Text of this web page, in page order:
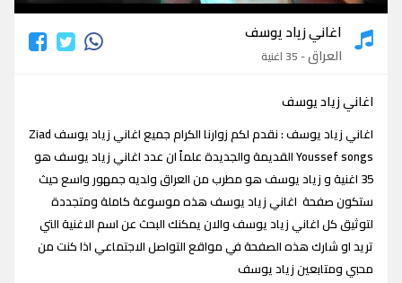
اغاني زياد يوسف
اغاني زياد يوسف
العراق- 35 اغنية
اغاني زياد يوسف
اغاني زياد يوسف : نقدم لكم زوارنا الكرام جميع اغاني زياد يوسف Ziad
Youssef songs القديمة والجديدة علماً ان عدد اغاني زياد يوسف هو
35 اغنية و زياد يوسف هو مطرب من العراق ولديه جمهور واسع حيث
ستكون صفحة اغاني زياد يوسف هذه موسوعة كاملة ومتجددة
لتوثيق كل اغاني زياد يوسف والان يمكنك البحث عن اسم الاغنية التي
تريد او شارك هذه الصفحة في مواقع التواصل الاجتماعي اذا كنت من
محبي ومتابعين زياد يوسف